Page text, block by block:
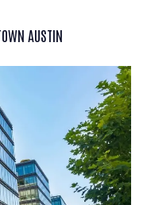
AUSTIN